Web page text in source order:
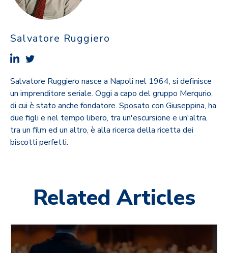
Salvatore Ruggiero
Salvatore Ruggiero nasce a Napoli nel 1964, si definisce
un imprenditore seriale. Oggi a capo del gruppo Merqurio,
di cui è stato anche fondatore. Sposato con Giuseppina, ha
due figli e nel tempo libero, tra un'escursione e un'altra,
tra un film ed un altro, è alla ricerca della ricetta dei
biscotti perfetti.
Related Articles